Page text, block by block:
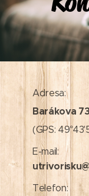
Adresa:
Barákova
(GPS:
E-mail:
Telefon: